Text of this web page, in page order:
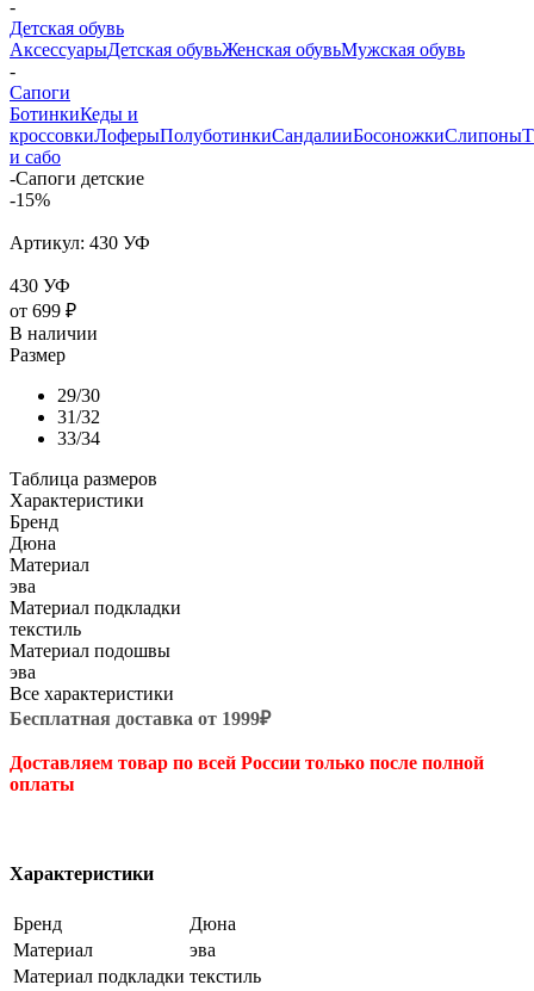
-
Детская обувь
АксессуарыДетская обувьЖенская обувьМужская обувь
-
Сапоги
БотинкиКеды и
кроссовкиЛоферыПолуботинкиСандалииБосоножкиСлипоны
и сабо
-Сапоги детские
-15%
Артикул: 430 УФ
430 УФ
от 699 ₽
В наличии
Размер
29/30
31/32
33/34
Таблица размеров
Характеристики
Бренд
Дюна
Материал
эва
Материал подкладки
текстиль
Материал подошвы
эва
Все характеристики
Бесплатная доставка от 1999₽
Доставляем товар по всей России только после полной
оплаты
Характеристики
Бренд
Дюна
Материал
эва
Материал подкладки текстиль